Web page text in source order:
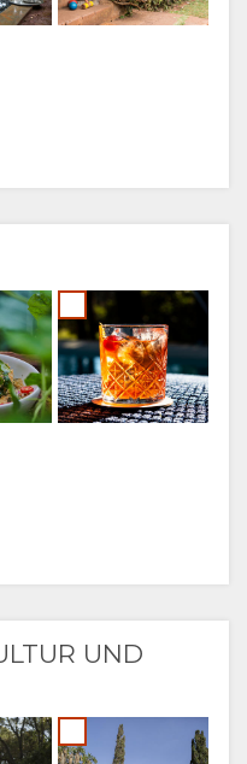
UND